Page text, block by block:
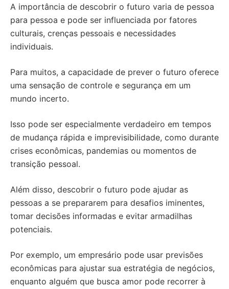
A importância de descobrir o futuro varia de pessoa
para pessoa e pode ser influenciada por fatores
culturais, crenças pessoais e necessidades
individuais.
Para muitos, a capacidade de prever o futuro oferece
uma sensação de controle e segurança em um
mundo incerto.
Isso pode ser especialmente verdadeiro em tempos
de mudança rápida e imprevisibilidade, como durante
crises econômicas, pandemias ou momentos de
transição pessoal.
Além disso, descobrir o futuro pode ajudar as
pessoas a se prepararem para desafios iminentes,
tomar decisões informadas e evitar armadilhas
potenciais.
Por exemplo, um empresário pode usar previsões
econômicas para ajustar sua estratégia de negócios,
enquanto alguém que busca amor pode recorrer à